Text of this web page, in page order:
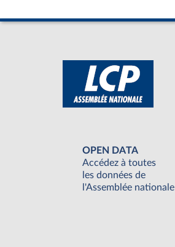
OPEN DATA
Accédez à toutes
les données de
l'Assemblée nationale